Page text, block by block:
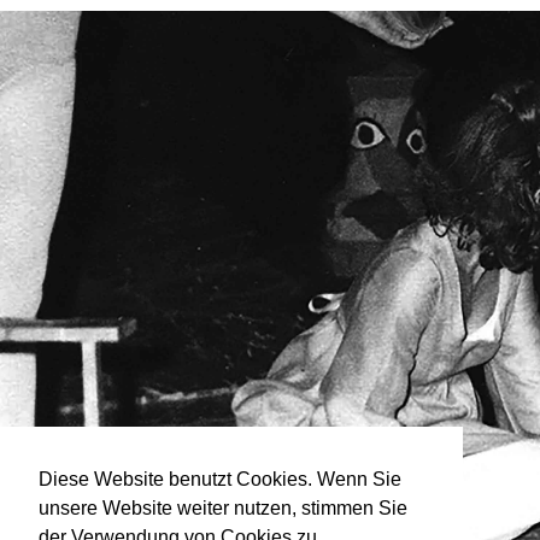
Diese Website benutzt Cookies. Wenn Sie
unsere Website weiter nutzen, stimmen Sie